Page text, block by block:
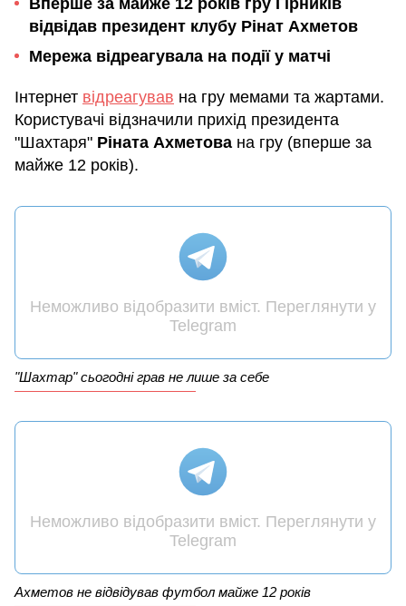
відвідав президент клубу Рінат Ахметов
Мережа відреагувала на події у матчі
Інтернет відреагував на гру мемами та жартами.
Користувачі відзначили прихід президента
"Шахтаря" Ріната Ахметова на гру (вперше за
майже 12 років).
Неможливо відобразити вміст. Переглянути у
Telegram
"Шахтар" сьогодні грав не лише за себе
Неможливо відобразити вміст. Переглянути у
Telegram
Ахметов не відвідував футбол майже 12 років